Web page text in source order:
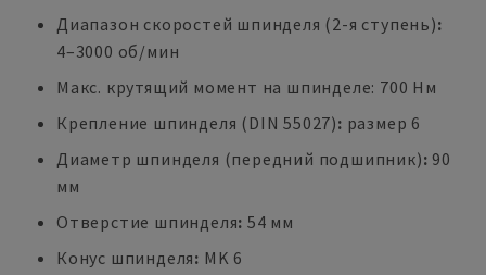
Диапазон скоростей шпинделя (2-я ступень):
4–3000 об/мин
Макс. крутящий момент на шпинделе: 700 Нм
Крепление шпинделя (DIN 55027): размер 6
Диаметр шпинделя (передний подшипник): 90
мм
Отверстие шпинделя: 54 мм
Конус шпинделя: MK 6